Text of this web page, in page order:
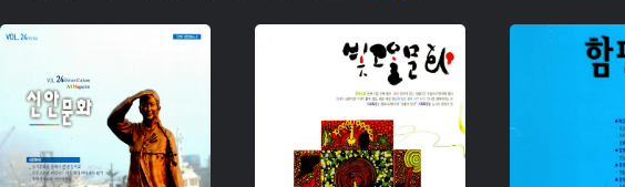
주제 :
유형 :
소장 :
생산 :
소장 :